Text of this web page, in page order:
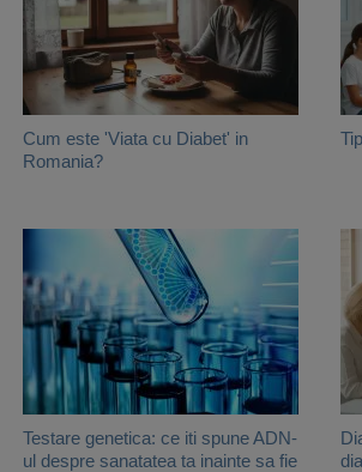
Cum este 'Viata cu Diabet' in
Romania?
Testare genetica: ce iti spune ADN-
ul despre sanatatea ta inainte sa fie